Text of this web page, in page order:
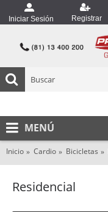
Iniciar Sesión Registrar
MENÚ
Inicio Cardio Bicicletas
Residencial